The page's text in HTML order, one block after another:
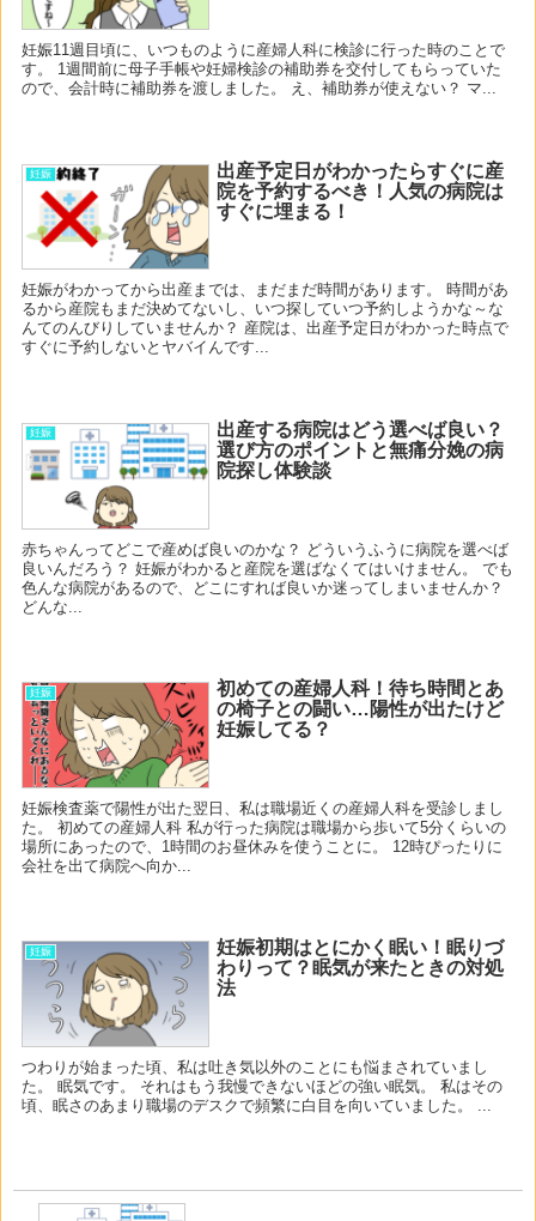
妊娠11週目頃に、いつものように産婦人科に検診に行った時のことで
す。 1週間前に母子手帳や妊婦検診の補助券を交付してもらっていた
ので、会計時に補助券を渡しました。 え、補助券が使えない？ マ...
妊娠
出産予定日がわかったらすぐに産
院を予約するべき！人気の病院は
すぐに埋まる！
妊娠がわかってから出産までは、まだまだ時間があります。 時間があ
るから産院もまだ決めてないし、いつ探していつ予約しようかな～な
んてのんびりしていませんか？ 産院は、出産予定日がわかった時点で
すぐに予約しないとヤバイんです...
妊娠
出産する病院はどう選べば良い？
選び方のポイントと無痛分娩の病
院探し体験談
赤ちゃんってどこで産めば良いのかな？ どういうふうに病院を選べば
良いんだろう？ 妊娠がわかると産院を選ばなくてはいけません。 でも
色んな病院があるので、どこにすれば良いか迷ってしまいませんか？
どんな...
妊娠
初めての産婦人科！待ち時間とあ
の椅子との闘い…陽性が出たけど
妊娠してる？
妊娠検査薬で陽性が出た翌日、私は職場近くの産婦人科を受診しまし
た。 初めての産婦人科 私が行った病院は職場から歩いて5分くらいの
場所にあったので、1時間のお昼休みを使うことに。 12時ぴったりに
会社を出て病院へ向か...
妊娠
妊娠初期はとにかく眠い！眠りづ
わりって？眠気が来たときの対処
法
つわりが始まった頃、私は吐き気以外のことにも悩まされていまし
た。 眠気です。 それはもう我慢できないほどの強い眠気。 私はその
頃、眠さのあまり職場のデスクで頻繁に白目を向いていました。 ...